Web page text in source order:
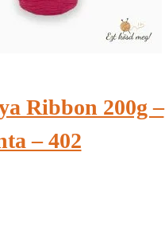
Ribbon 200g –
– 402